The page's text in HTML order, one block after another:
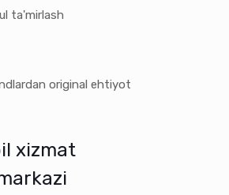
ta'mirlash
original ehtiyot
xizmat